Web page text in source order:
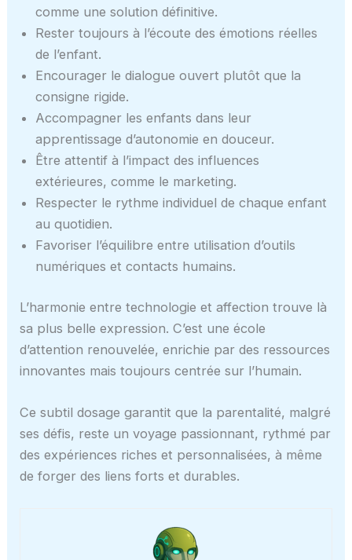
comme une solution définitive.
Rester toujours à l’écoute des émotions réelles
de l’enfant.
Encourager le dialogue ouvert plutôt que la
consigne rigide.
Accompagner les enfants dans leur
apprentissage d’autonomie en douceur.
Être attentif à l’impact des influences
extérieures, comme le marketing.
Respecter le rythme individuel de chaque enfant
au quotidien.
Favoriser l’équilibre entre utilisation d’outils
numériques et contacts humains.
L’harmonie entre technologie et affection trouve là
sa plus belle expression. C’est une école
d’attention renouvelée, enrichie par des ressources
innovantes mais toujours centrée sur l’humain.
Ce subtil dosage garantit que la parentalité, malgré
ses défis, reste un voyage passionnant, rythmé par
des expériences riches et personnalisées, à même
de forger des liens forts et durables.